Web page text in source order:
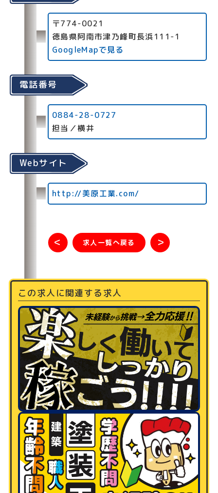
〒774-0021
徳島県阿南市津乃峰町長浜111-1
GoogleMapで見る
電話番号
0884-28-0727
担当／横井
Webサイト
http://美原工業.com/
＜ 求人一覧へ戻る ＞
この求人に関連する求人